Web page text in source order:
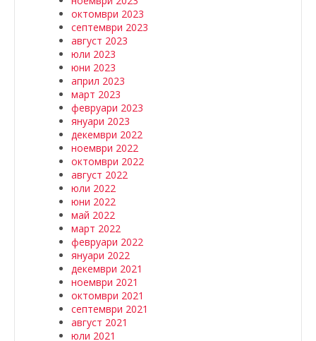
октомври 2023
септември 2023
август 2023
юли 2023
юни 2023
април 2023
март 2023
февруари 2023
януари 2023
декември 2022
ноември 2022
октомври 2022
август 2022
юли 2022
юни 2022
май 2022
март 2022
февруари 2022
януари 2022
декември 2021
ноември 2021
октомври 2021
септември 2021
август 2021
юли 2021